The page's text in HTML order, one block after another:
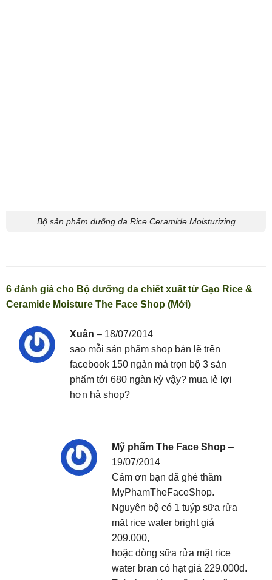
Bộ sản phẩm dưỡng da Rice Ceramide Moisturizing
6 đánh giá cho Bộ dưỡng da chiết xuất từ Gạo Rice &
Ceramide Moisture The Face Shop (Mới)
Xuân – 18/07/2014
sao mỗi sản phẩm shop bán lẽ trên
facebook 150 ngàn mà trọn bộ 3 sản
phẩm tới 680 ngàn kỳ vậy? mua lẻ lợi
hơn hả shop?
Mỹ phẩm The Face Shop –
19/07/2014
Cảm ơn bạn đã ghé thăm
MyPhamTheFaceShop.
Nguyên bộ có 1 tuýp sữa rửa
mặt rice water bright giá
209.000,
hoặc dòng sữa rửa mặt rice
water bran có hạt giá 229.000đ.